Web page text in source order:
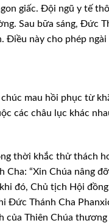
giấc. Đội ngũ y tế
Sau bữa sáng, Đức
Điều này cho phép ngài
mau hồi phục từ
các châu lục khác
thời khắc thử thách
Cha: “Xin Chúa nâng
đó, Chủ tịch Hội đồng
Đức Thánh Cha
của Thiên Chúa